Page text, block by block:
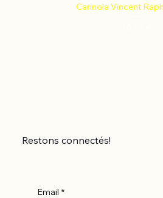
Carinola Vincent
Restons connectés!
Email *